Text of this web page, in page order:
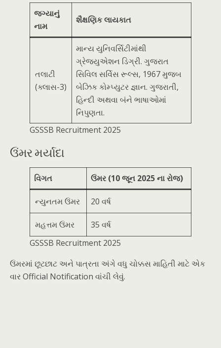
જગ્યાનું
નામ
શૈક્ષણિક લાયકાત
તલાટી
(ક્લાસ-3)
માન્ય યુનિવર્સિટીમાંથી
ગ્રેજ્યુએશન ડિગ્રી. ગુજરાત
સિવિલ સર્વિસ રૂલ્સ, 1967 મુજબ
બેઝિક કોમ્પ્યુટર જ્ઞાન. ગુજરાતી,
હિન્દી અથવા બંને ભાષાઓમાં
નિપુણતા.
GSSSB Recruitment 2025
ઉંમર મર્યાદા
વિગત ઉંમર (10 જૂન 2025 ના રોજ)
ન્યુનતમ ઉંમર 20 વર્ષ
મહત્તમ ઉંમર
35 વર્ષ
GSSSB Recruitment 2025
ઉંમરમાં છૂટછાટ અને પાત્રતા અંગે વધુ ચોક્કસ માહિતી માટે એક
વાર Official Notification વાંચી લેવું.